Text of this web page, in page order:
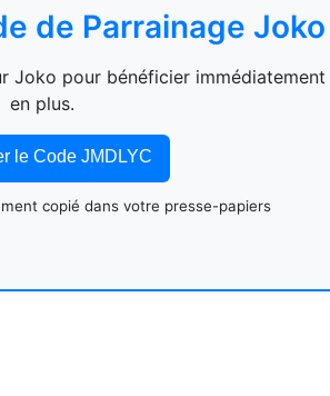
de Parrainage Joko
pour bénéficier
en plus.
le Code JMDLYC
copié dans votre presse-papiers